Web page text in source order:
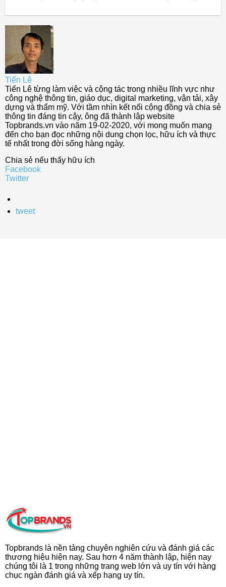
Tiến Lê
Tiến Lê từng làm việc và cộng tác trong nhiều lĩnh vực như
công nghệ thông tin, giáo dục, digital marketing, vận tải, xây
dựng và thẩm mỹ. Với tầm nhìn kết nối cộng đồng và chia sẻ
thông tin đáng tin cậy, ông đã thành lập website
Topbrands.vn vào năm 19-02-2020, với mong muốn mang
đến cho bạn đọc những nội dung chọn lọc, hữu ích và thực
tế nhất trong đời sống hàng ngày.
Chia sẻ nếu thấy hữu ích
Facebook
Twitter
tweet
Topbrands là nền tảng chuyên nghiên cứu và đánh giá các
thương hiệu hiện nay. Sau hơn 4 năm thành lập, hiện nay
chúng tôi là 1 trong những trang web lớn và uy tín với hàng
chục ngàn đánh giá và xếp hạng uy tín.